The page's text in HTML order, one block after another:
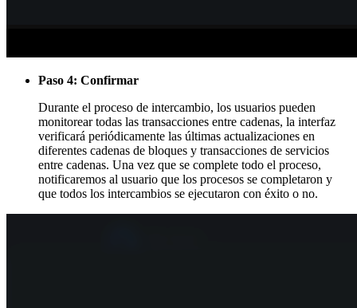
Paso 4: Confirmar
Durante el proceso de intercambio, los usuarios pueden
monitorear todas las transacciones entre cadenas, la interfaz
verificará periódicamente las últimas actualizaciones en
diferentes cadenas de bloques y transacciones de servicios
entre cadenas. Una vez que se complete todo el proceso,
notificaremos al usuario que los procesos se completaron y
que todos los intercambios se ejecutaron con éxito o no.